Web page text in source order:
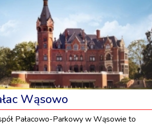
Wąsowo
Pałacowo-Parkowy w Wąsowie to